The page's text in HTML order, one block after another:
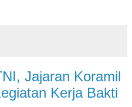
Jajaran Koramil
Kerja Bakti